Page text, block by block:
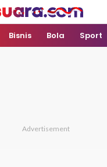
Bisnis Bola Sport